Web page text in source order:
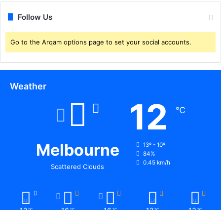
Follow Us
Go to the Arqam options page to set your social accounts.
Weather
Melbourne
Scattered Clouds
12 ℃
13º - 10º
84%
0.45 km/h